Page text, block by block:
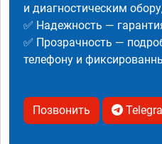
и диагностическим
✅ Надежность —
✅ Прозрачность —
телефону и
Позвонить